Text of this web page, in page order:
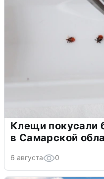
Клещи покусали
в Самарской
6 августа 0